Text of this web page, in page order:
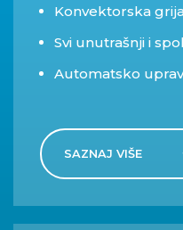
Konvektorska
Svi unutrašnji i
Automatsko
SAZNAJ VIŠE